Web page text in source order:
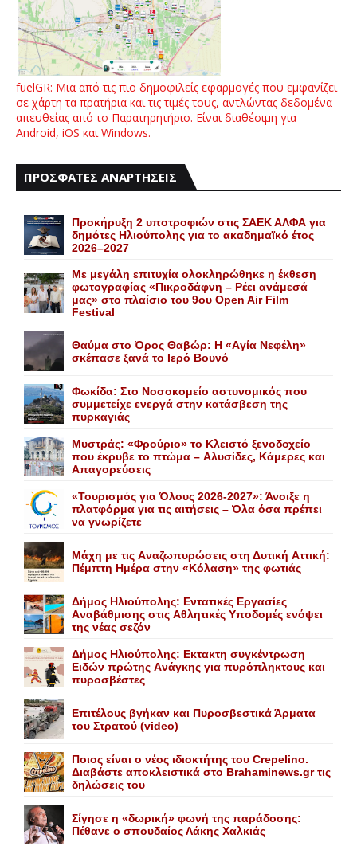
fuelGR: Μια από τις πιο δημοφιλείς εφαρμογές που εμφανίζει
σε χάρτη τα πρατήρια και τις τιμές τους, αντλώντας δεδομένα
απευθείας από το Παρατηρητήριο. Είναι διαθέσιμη για
Android, iOS και Windows.
ΠΡΟΣΦΑΤΕΣ ΑΝΑΡΤΗΣΕΙΣ
Προκήρυξη 2 υποτροφιών στις ΣΑΕΚ ΑΛΦΑ για
δημότες Ηλιούπολης για το ακαδημαϊκό έτος
2026–2027
Με μεγάλη επιτυχία ολοκληρώθηκε η έκθεση
φωτογραφίας «Πικροδάφνη – Ρέει ανάμεσά
μας» στο πλαίσιο του 9ου Open Air Film
Festival
Θαύμα στο Όρος Θαβώρ: H «Aγία Nεφέλη»
σκέπασε ξανά το Iερό Bουνό
Φωκίδα: Στο Νοσοκομείο αστυνομικός που
συμμετείχε ενεργά στην κατάσβεση της
πυρκαγιάς
Mυστράς: «Φρούριο» το Kλειστό ξενοδοχείο
που έκρυβε το πτώμα – Aλυσίδες, Kάμερες και
Aπαγορεύσεις
«Τουρισμός για Όλους 2026-2027»: Άνοιξε η
πλατφόρμα για τις αιτήσεις – Όλα όσα πρέπει
να γνωρίζετε
Mάχη με τις Aναζωπυρώσεις στη Δυτική Aττική:
Πέμπτη Hμέρα στην «Kόλαση» της φωτιάς
Δήμος Ηλιούπολης: Eντατικές Eργασίες
Aναβάθμισης στις Aθλητικές Yποδομές ενόψει
της νέας σεζόν
Δήμος Ηλιούπολης: Eκτακτη συγκέντρωση
Eιδών πρώτης Aνάγκης για πυρόπληκτους και
πυροσβέστες
Επιτέλους βγήκαν και Πυροσβεστικά Άρματα
του Στρατού (video)
Ποιος είναι ο νέος ιδιοκτήτης του Crepelino.
Διαβάστε αποκλειστικά στο Brahaminews.gr τις
δηλώσεις του
Σίγησε η «δωρική» φωνή της παράδοσης:
Πέθανε o σπουδαίος Λάκης Xαλκιάς